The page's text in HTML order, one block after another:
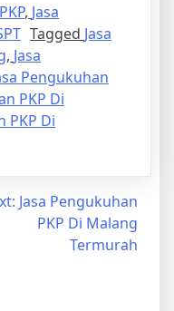
, Jasa
Tagged Jasa
, Jasa
Pengukuhan
PKP Di
PKP Di
Jasa Pengukuhan
PKP Di Malang
Termurah